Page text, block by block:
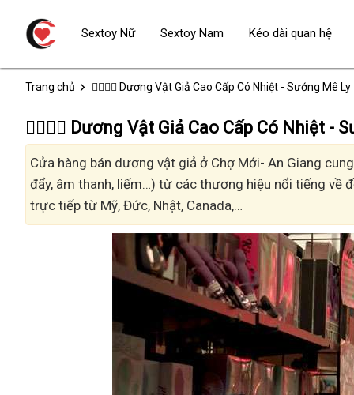
Trang chủ 👩‍❤️‍💋‍👨 Dương Vật Giả Cao Cấp Có Nhiệt - Sướng Mê Ly
👩‍❤️‍💋‍👨 Dương Vật Giả Cao Cấp Có Nhiệt
Cửa hàng bán dương vật giả ở Chợ Mới- An Giang
đẩy, âm thanh, liếm…) từ các thương hiệu nổi tiếng về
trực tiếp từ Mỹ, Đức, Nhật, Canada,…
Sextoy Nữ Sextoy Nam Kéo dài quan hệ